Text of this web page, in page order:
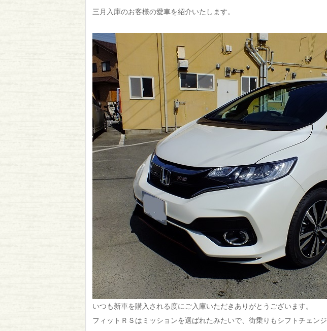
三月入庫のお客様の愛車を紹介いたします。
いつも新車を購入される度にご入庫いただきありがとうございます。
フィットＲＳはミッションを選ばれたみたいで、街乗りもシフトチェンジ